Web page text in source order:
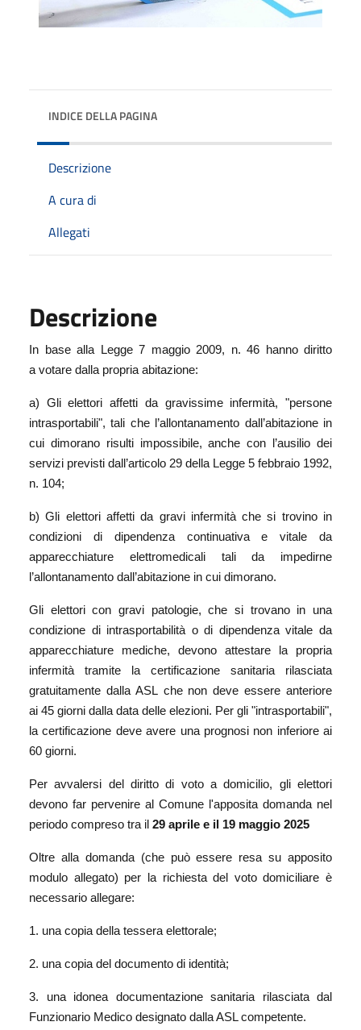
INDICE DELLA PAGINA
Descrizione
A cura di
Allegati
Descrizione
In base alla Legge 7 maggio 2009, n. 46 hanno diritto
a votare dalla propria abitazione:
a) Gli elettori affetti da gravissime infermità, "persone
intrasportabili", tali che l’allontanamento dall’abitazione in
cui dimorano risulti impossibile, anche con l’ausilio dei
servizi previsti dall’articolo 29 della Legge 5 febbraio 1992,
n. 104;
b) Gli elettori affetti da gravi infermità che si trovino in
condizioni di dipendenza continuativa e vitale da
apparecchiature elettromedicali tali da impedirne
l’allontanamento dall’abitazione in cui dimorano.
Gli elettori con gravi patologie, che si trovano in una
condizione di intrasportabilità o di dipendenza vitale da
apparecchiature mediche, devono attestare la propria
infermità tramite la certificazione sanitaria rilasciata
gratuitamente dalla ASL che non deve essere anteriore
ai 45 giorni dalla data delle elezioni. Per gli "intrasportabili",
la certificazione deve avere una prognosi non inferiore ai
60 giorni.
Per avvalersi del diritto di voto a domicilio, gli elettori
devono far pervenire al Comune l'apposita domanda nel
periodo compreso tra il 29 aprile e il 19 maggio 2025
Oltre alla domanda (che può essere resa su apposito
modulo allegato) per la richiesta del voto domiciliare è
necessario allegare:
1. una copia della tessera elettorale;
2. una copia del documento di identità;
3. una idonea documentazione sanitaria rilasciata dal
Funzionario Medico designato dalla ASL competente.